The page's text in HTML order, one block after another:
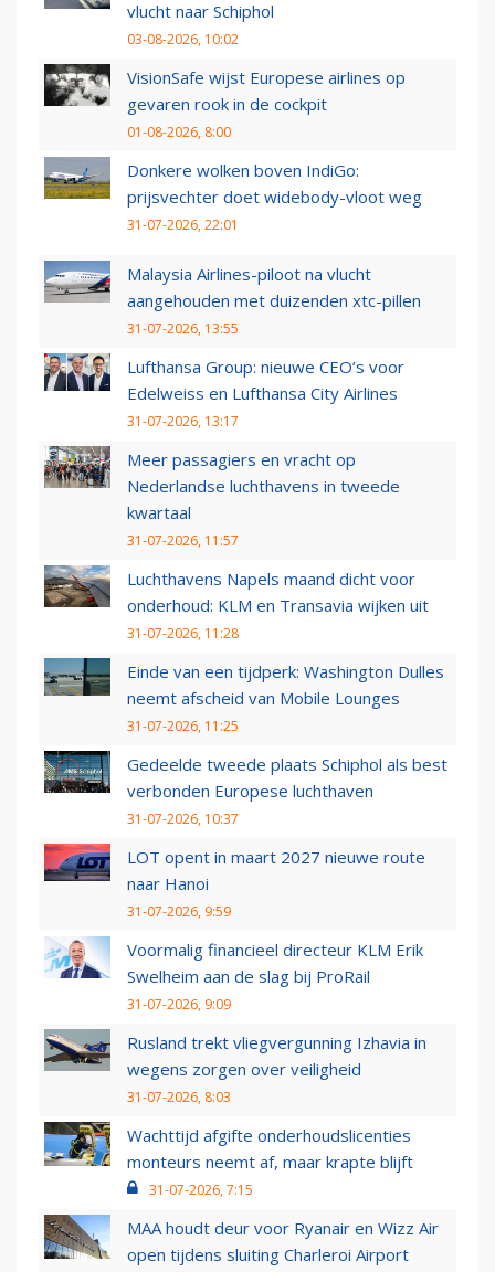
vlucht naar Schiphol
03-08-2026, 10:02
VisionSafe wijst Europese airlines op
gevaren rook in de cockpit
01-08-2026, 8:00
Donkere wolken boven IndiGo:
prijsvechter doet widebody-vloot weg
31-07-2026, 22:01
Malaysia Airlines-piloot na vlucht
aangehouden met duizenden xtc-pillen
31-07-2026, 13:55
Lufthansa Group: nieuwe CEO’s voor
Edelweiss en Lufthansa City Airlines
31-07-2026, 13:17
Meer passagiers en vracht op
Nederlandse luchthavens in tweede
kwartaal
31-07-2026, 11:57
Luchthavens Napels maand dicht voor
onderhoud: KLM en Transavia wijken uit
31-07-2026, 11:28
Einde van een tijdperk: Washington Dulles
neemt afscheid van Mobile Lounges
31-07-2026, 11:25
Gedeelde tweede plaats Schiphol als best
verbonden Europese luchthaven
31-07-2026, 10:37
LOT opent in maart 2027 nieuwe route
naar Hanoi
31-07-2026, 9:59
Voormalig financieel directeur KLM Erik
Swelheim aan de slag bij ProRail
31-07-2026, 9:09
Rusland trekt vliegvergunning Izhavia in
wegens zorgen over veiligheid
31-07-2026, 8:03
Wachttijd afgifte onderhoudslicenties
monteurs neemt af, maar krapte blijft
31-07-2026, 7:15
MAA houdt deur voor Ryanair en Wizz Air
open tijdens sluiting Charleroi Airport